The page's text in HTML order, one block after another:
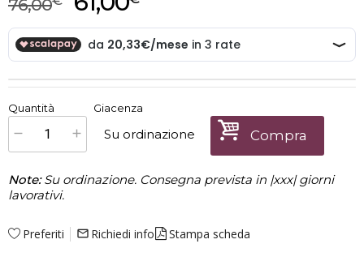
76,00
x1 Prezzo finale:€61,00
Quantità Giacenza
Su ordinazione Compra
Note:Su ordinazione. Consegna prevista in |xxx| giorni
lavorativi.
Preferiti mail_outline Richiedi info Stampa scheda